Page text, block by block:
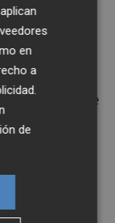
y recursos
los
no
ha
que dirige
Clima y
y
en
a
de